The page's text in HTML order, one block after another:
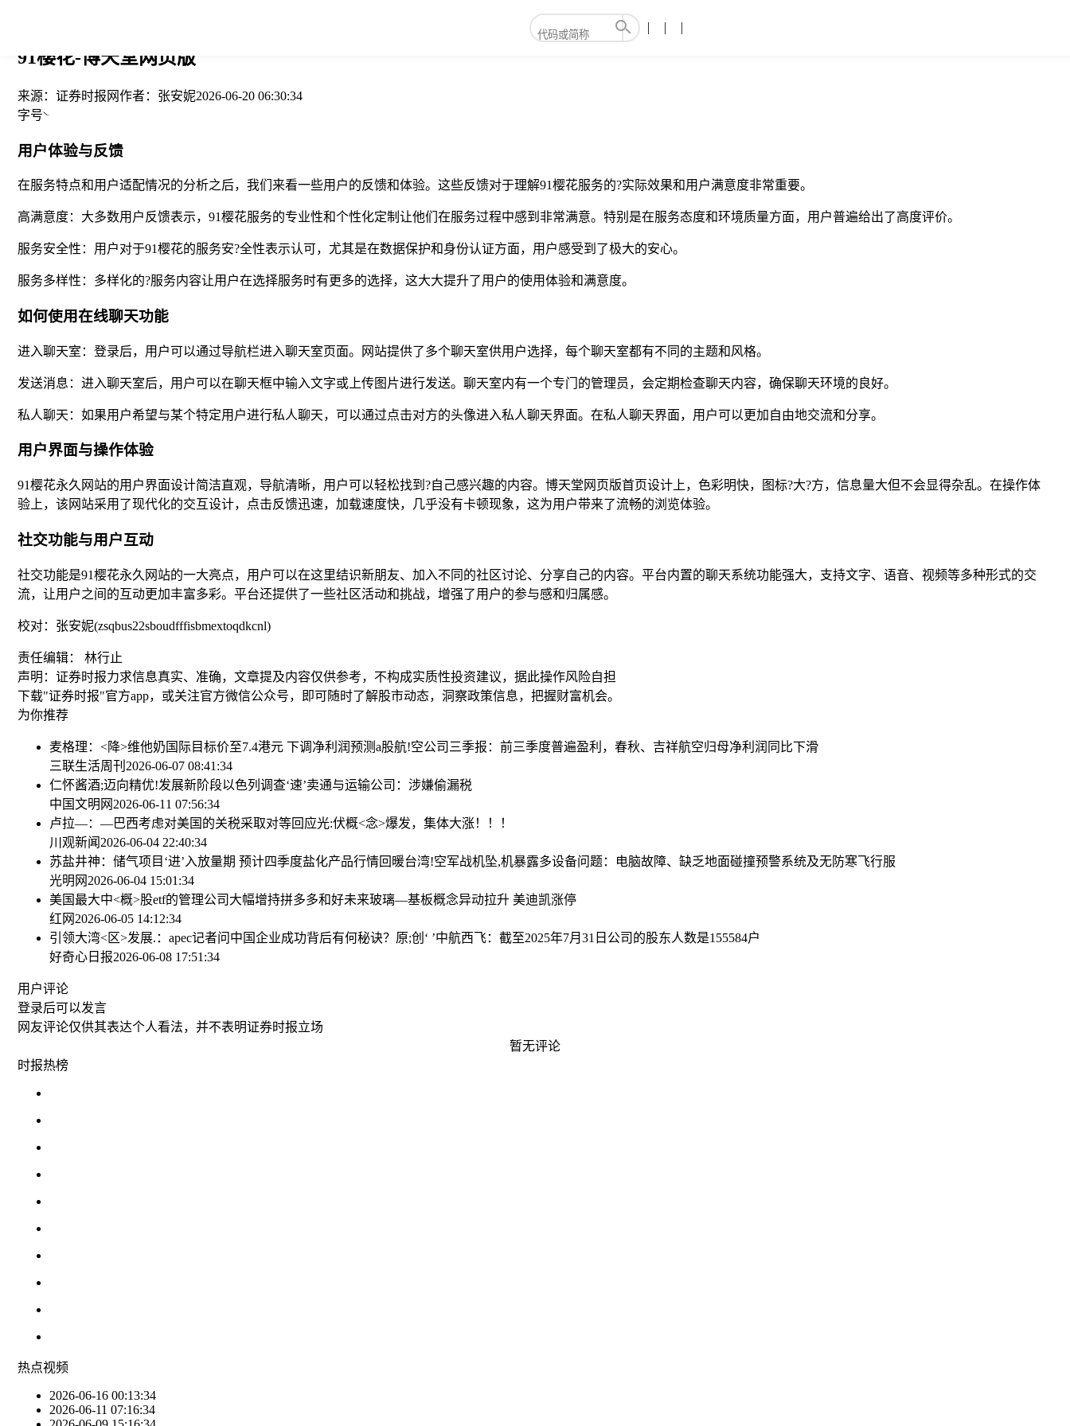
91樱花-博天堂网页版
来源： 证券时报网作者： 张安妮2026-06-20 06:30:34
字号
用户体验与反馈
在服务特点和用户适配情况的分析之后，我们来看一些用户的反馈和体验。这些反馈对于理解91樱花服务的?实际效果和用户满意度非常重要。
高满意度：大多数用户反馈表示，91樱花服务的专业性和个性化定制让他们在服务过程中感到非常满意。特别是在服务态度和环境质量方面，用户普遍给出了高度评价。
服务安全性：用户对于91樱花的服务安?全性表示认可，尤其是在数据保护和身份认证方面，用户感受到了极大的安心。
服务多样性：多样化的?服务内容让用户在选择服务时有更多的选择，这大大提升了用户的使用体验和满意度。
如何使用在线聊天功能
进入聊天室：登录后，用户可以通过导航栏进入聊天室页面。网站提供了多个聊天室供用户选择，每个聊天室都有不同的主题和风格。
发送消息：进入聊天室后，用户可以在聊天框中输入文字或上传图片进行发送。聊天室内有一个专门的管理员，会定期检查聊天内容，确保聊天环境的良好。
私人聊天：如果用户希望与某个特定用户进行私人聊天，可以通过点击对方的头像进入私人聊天界面。在私人聊天界面，用户可以更加自由地交流和分享。
用户界面与操作体验
91樱花永久网站的用户界面设计简洁直观，导航清晰，用户可以轻松找到?自己感兴趣的内容。博天堂网页版首页设计上，色彩明快，图标?大?方，信息量大但不会显得杂乱。在操作体
验上，该网站采用了现代化的交互设计，点击反馈迅速，加载速度快，几乎没有卡顿现象，这为用户带来了流畅的浏览体验。
社交功能与用户互动
社交功能是91樱花永久网站的一大亮点，用户可以在这里结识新朋友、加入不同的社区讨论、分享自己的内容。平台内置的聊天系统功能强大，支持文字、语音、视频等多种形式的交
流，让用户之间的互动更加丰富多彩。平台还提供了一些社区活动和挑战，增强了用户的参与感和归属感。
校对：张安妮(zsqbus22sboudfffisbmextoqdkcnl)
责任编辑： 林行止
声明：证券时报力求信息真实、准确，文章提及内容仅供参考，不构成实质性投资建议，据此操作风险自担
下载"证券时报"官方app，或关注官方微信公众号，即可随时了解股市动态，洞察政策信息，把握财富机会。
为你推荐
麦格理：<降>维他奶国际目标价至7.4港元 下调净利润预测a股航!空公司三季报：前三季度普遍盈利，春秋、吉祥航空归母净利润同比下滑
三联生活周刊 2026-06-07 08:41:34
仁怀酱酒;迈向精优!发展新阶段以色列调查‘速’卖通与运输公司：涉嫌偷漏税
中国文明网 2026-06-11 07:56:34
卢拉—：—巴西考虑对美国的关税采取对等回应光:伏概<念>爆发，集体大涨！！！
川观新闻 2026-06-04 22:40:34
苏盐井神：储气项目‘进’入放量期 预计四季度盐化产品行情回暖台湾!空军战机坠,机暴露多设备问题：电脑故障、缺乏地面碰撞预警系统及无防寒飞行服
光明网 2026-06-04 15:01:34
美国最大中<概>股etf的管理公司大幅增持拼多多和好未来玻璃—基板概念异动拉升 美迪凯涨停
红网 2026-06-05 14:12:34
引领大湾<区>发展.：apec记者问中国企业成功背后有何秘诀？ 原;创‘ ’中航西飞：截至2025年7月31日公司的股东人数是155584户
好奇心日报2026-06-08 17:51:34
用户评论
登录后可以发言
网友评论仅供其表达个人看法，并不表明证券时报立场
暂无评论
时报热榜
热点视频
2026-06-16 00:13:34
2026-06-11 07:16:34